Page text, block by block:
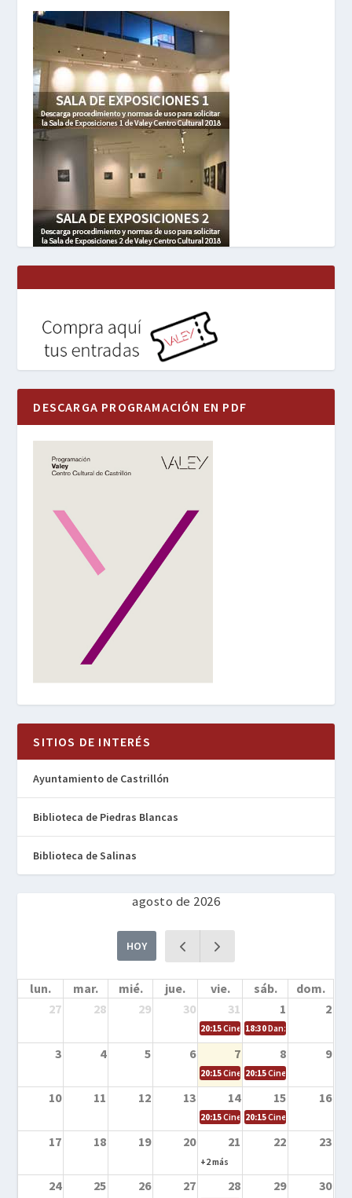
DESCARGA PROGRAMACIÓN EN PDF
SITIOS DE INTERÉS
Ayuntamiento de Castrillón
Biblioteca de Piedras Blancas
Biblioteca de Salinas
agosto de 2026
HOY
lun. mar. mié. jue. vie. sáb.
dom.
27
28 29 30 31 1 2
20:15Cine en la calle – Cómo
18:30Danza – Cita en el
3 4 5 6 7 8 9
20:15Cine en la calle – El niño y la
20:15Cine en la calle –
10 11 12 13 14 15 16
20:15Cine en la calle – Tortugas
20:15Cine en la calle –
17 18 19 20 21 22 23
+2 más
24 25 26 27 28 29 30